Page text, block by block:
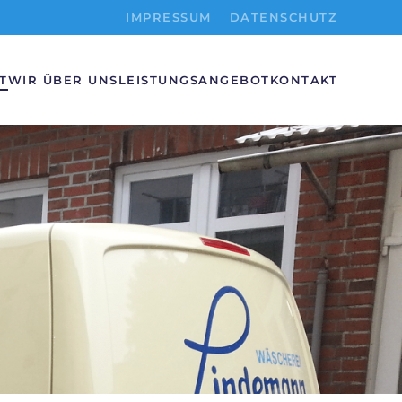
IMPRESSUM DATENSCHUTZ
WIR ÜBER UNSLEISTUNGSANGEBOTKONTAKT